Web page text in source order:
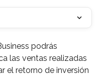
podrás
las ventas realizadas
el retorno de inversión